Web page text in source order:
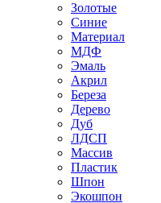
Золотые
Синие
Материал
МДФ
Эмаль
Акрил
Береза
Дерево
Дуб
ЛДСП
Массив
Пластик
Шпон
Экошпон